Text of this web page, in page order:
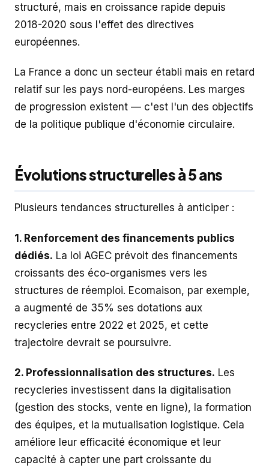
structuré, mais en croissance rapide depuis
2018-2020 sous l'effet des directives
européennes.
La France a donc un secteur établi mais en retard
relatif sur les pays nord-européens. Les marges
de progression existent — c'est l'un des objectifs
de la politique publique d'économie circulaire.
Évolutions structurelles à 5 ans
Plusieurs tendances structurelles à anticiper :
1. Renforcement des financements publics
dédiés. La loi AGEC prévoit des financements
croissants des éco-organismes vers les
structures de réemploi. Ecomaison, par exemple,
a augmenté de 35% ses dotations aux
recycleries entre 2022 et 2025, et cette
trajectoire devrait se poursuivre.
2. Professionnalisation des structures. Les
recycleries investissent dans la digitalisation
(gestion des stocks, vente en ligne), la formation
des équipes, et la mutualisation logistique. Cela
améliore leur efficacité économique et leur
capacité à capter une part croissante du